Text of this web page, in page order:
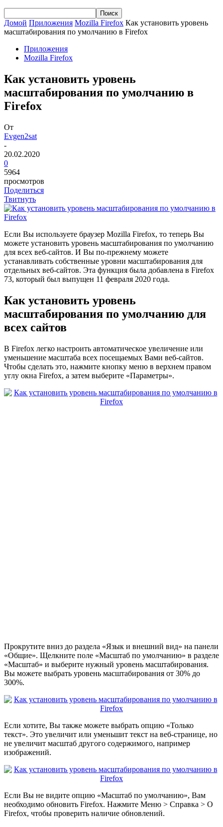
Домой Приложения Mozilla Firefox Как установить уровень
масштабирования по умолчанию в Firefox
Приложения
Mozilla Firefox
Как установить уровень
масштабирования по умолчанию в
Firefox
От
Evgen2sat
-
20.02.2020
0
5964
просмотров
Поделиться
Твитнуть
Если Вы используете браузер Mozilla Firefox, то теперь Вы
можете установить уровень масштабирования по умолчанию
для всех веб-сайтов. И Вы по-прежнему можете
устанавливать собственные уровни масштабирования для
отдельных веб-сайтов. Эта функция была добавлена в Firefox
73, который был выпущен 11 февраля 2020 года.
Как установить уровень
масштабирования по умолчанию для
всех сайтов
В Firefox легко настроить автоматическое увеличение или
уменьшение масштаба всех посещаемых Вами веб-сайтов.
Чтобы сделать это, нажмите кнопку меню в верхнем правом
углу окна Firefox, а затем выберите «Параметры».
Прокрутите вниз до раздела «Язык и внешний вид» на панели
«Общие». Щелкните поле «Масштаб по умолчанию» в разделе
«Масштаб» и выберите нужный уровень масштабирования.
Вы можете выбрать уровень масштабирования от 30% до
300%.
Если хотите, Вы также можете выбрать опцию «Только
текст». Это увеличит или уменьшит текст на веб-странице, но
не увеличит масштаб другого содержимого, например
изображений.
Если Вы не видите опцию «Масштаб по умолчанию», Вам
необходимо обновить Firefox. Нажмите Меню > Справка > О
Firefox, чтобы проверить наличие обновлений.